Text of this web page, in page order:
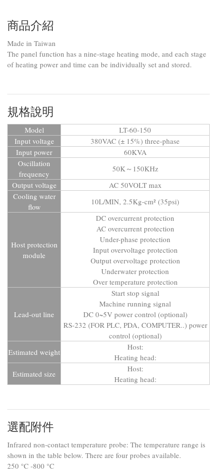
商品介紹
Made in Taiwan
The panel function has a nine-stage heating mode, and each stage
of heating power and time can be individually set and stored.
規格說明
Model
LT-60-150
Input voltage
380VAC (± 15%) three-phase
Input power
60KVA
Oscillation
frequency
50K～150KHz
Output voltage
AC 50VOLT max
Cooling water
flow
10L/MIN, 2.5Kg-cm² (35psi)
Host protection
module
DC overcurrent protection
AC overcurrent protection
Under-phase protection
Input overvoltage protection
Output overvoltage protection
Underwater protection
Over temperature protection
Lead-out line
Start stop signal
Machine running signal
DC 0~5V power control (optional)
RS-232 (FOR PLC, PDA, COMPUTER..) power
control (optional)
Estimated weight
Host:
Heating head:
Estimated size
Host:
Heating head:
選配附件
Infrared non-contact temperature probe: The temperature range is
shown in the table below. There are four probes available.
250 °C -800 °C